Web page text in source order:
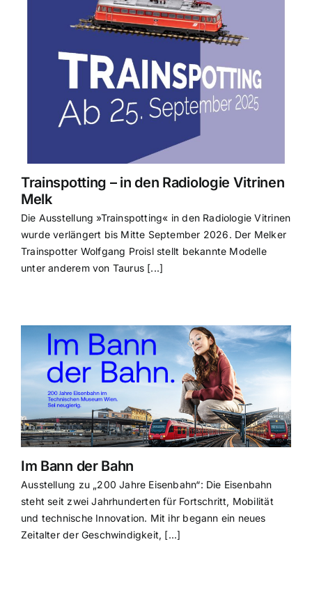
Trainspotting – in den Radiologie Vitrinen
Melk
Die Ausstellung »Trainspotting« in den Radiologie Vitrinen
wurde verlängert bis Mitte September 2026. Der Melker
Trainspotter Wolfgang Proisl stellt bekannte Modelle
unter anderem von Taurus [...]
Im Bann der Bahn
Ausstellung zu „200 Jahre Eisenbahn“: Die Eisenbahn
steht seit zwei Jahrhunderten für Fortschritt, Mobilität
und technische Innovation. Mit ihr begann ein neues
Zeitalter der Geschwindigkeit, [...]